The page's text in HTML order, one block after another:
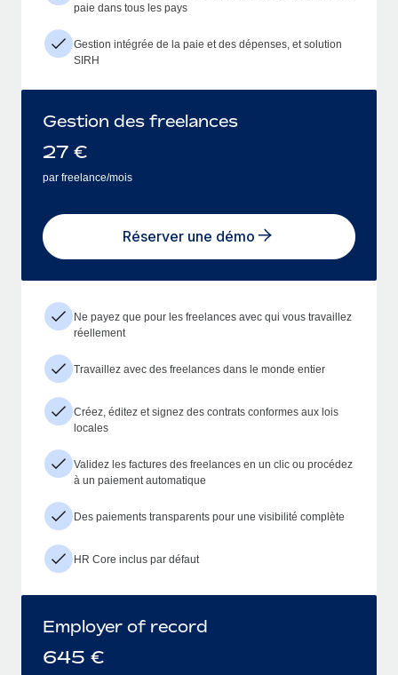
paie dans tous les pays
Gestion intégrée de la paie et des dépenses, et solution
SIRH
Gestion des freelances
27 €
par freelance/mois
Réserver une démo
Ne payez que pour les freelances avec qui vous travaillez
réellement
Travaillez avec des freelances dans le monde entier
Créez, éditez et signez des contrats conformes aux lois
locales
Validez les factures des freelances en un clic ou procédez
à un paiement automatique
Des paiements transparents pour une visibilité complète
HR Core inclus par défaut
Employer of record
645 €